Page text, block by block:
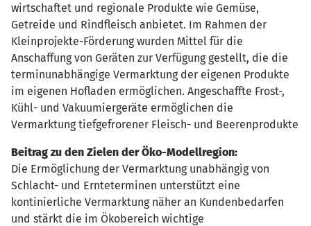
wirtschaftet und regionale Produkte wie Gemüse,
Getreide und Rindfleisch anbietet. Im Rahmen der
Kleinprojekte-Förderung wurden Mittel für die
Anschaffung von Geräten zur Verfügung gestellt, die die
terminunabhängige Vermarktung der eigenen Produkte
im eigenen Hofladen ermöglichen. Angeschaffte Frost-,
Kühl- und Vakuumiergeräte ermöglichen die
Vermarktung tiefgefrorener Fleisch- und Beerenprodukte
Beitrag zu den Zielen der Öko-Modellregion:
Die Ermöglichung der Vermarktung unabhängig von
Schlacht- und Ernteterminen unterstützt eine
kontinierliche Vermarktung näher an Kundenbedarfen
und stärkt die im Ökobereich wichtige